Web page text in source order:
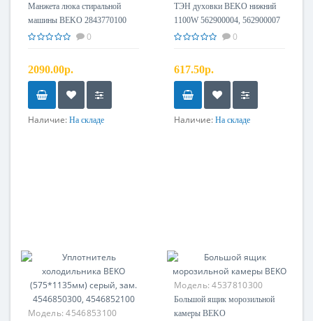
Манжета люка стиральной
машины BEKO 2843770100
0
2090.00р.
Наличие: На складе
ТЭН духовки BEKO нижний
1100W 562900004, 562900007
0
617.50р.
Наличие: На складе
Модель:4546853100
Модель:4537810300
Большой ящик морозильной
камеры BEKO